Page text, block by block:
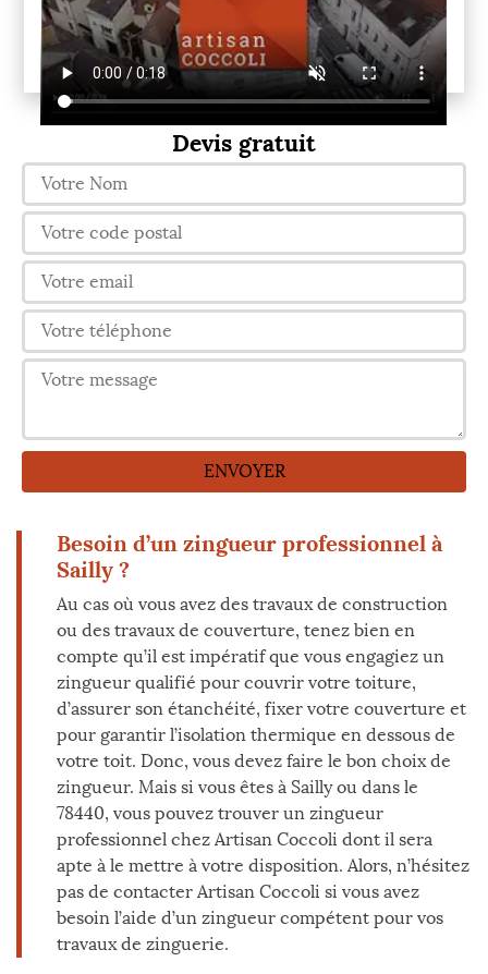
Devis gratuit
Besoin d’un zingueur professionnel à
Sailly ?
Au cas où vous avez des travaux de construction
ou des travaux de couverture, tenez bien en
compte qu’il est impératif que vous engagiez un
zingueur qualifié pour couvrir votre toiture,
d’assurer son étanchéité, fixer votre couverture et
pour garantir l’isolation thermique en dessous de
votre toit. Donc, vous devez faire le bon choix de
zingueur. Mais si vous êtes à Sailly ou dans le
78440, vous pouvez trouver un zingueur
professionnel chez Artisan Coccoli dont il sera
apte à le mettre à votre disposition. Alors, n’hésitez
pas de contacter Artisan Coccoli si vous avez
besoin l’aide d’un zingueur compétent pour vos
travaux de zinguerie.